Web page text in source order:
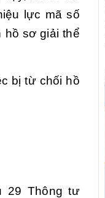
lực mã số
hồ sơ giải thể
bị từ chối hồ
29 Thông tư